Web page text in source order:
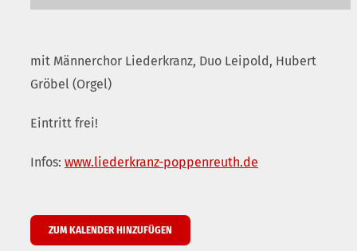
mit Männerchor Liederkranz, Duo Leipold, Hubert
Gröbel (Orgel)
Eintritt frei!
Infos: www.liederkranz-poppenreuth.de
ZUM KALENDER HINZUFÜGEN